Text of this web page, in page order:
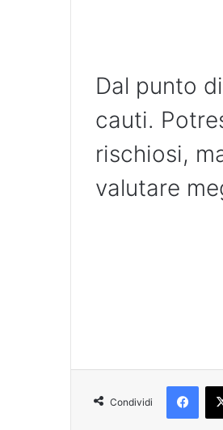
Dal punto
cauti.
rischiosi,
valutare
Condividi